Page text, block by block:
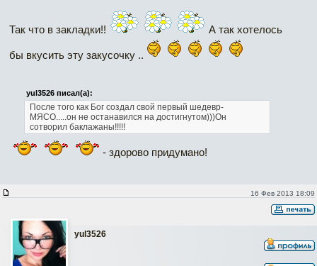
Так что в закладки!! А так хотелось
бы вкусить эту закусочку ..
yul3526 писал(а):
После того как Бог создал свой первый шедевр-
МЯСО.....он не останавился на достигнутом)))Он
сотворил баклажаны!!!!!
- здорово придумано!
16 Фев 2013 18:09
yul3526